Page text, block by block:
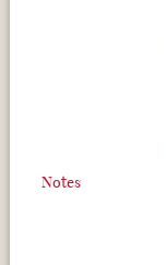
Notes